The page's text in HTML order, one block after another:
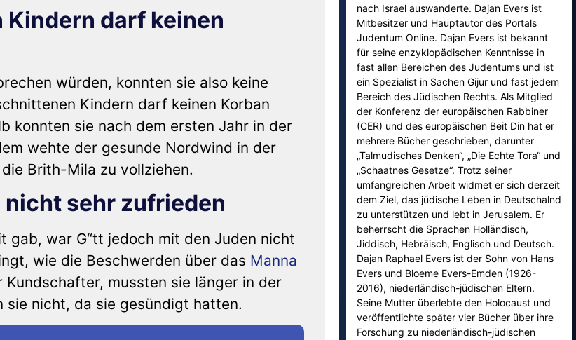
darf keinen
würden, konnten sie also keine
Kindern darf keinen Korban
konnten sie nach dem ersten Jahr in der
wehte der gesunde Nordwind in der
Brith-Mila zu vollziehen.
nicht sehr zufrieden
gab, war G“tt jedoch mit den Juden nicht
wie die Beschwerden über das Manna
mussten sie länger in der
nicht, da sie gesündigt hatten.
nach Israel auswanderte. Dajan Evers ist
Mitbesitzer und Hauptautor des Portals
Judentum Online. Dajan Evers ist bekannt
für seine enzyklopädischen Kenntnisse in
fast allen Bereichen des Judentums und ist
ein Spezialist in Sachen Gijur und fast jedem
Bereich des Jüdischen Rechts. Als Mitglied
der Konferenz der europäischen Rabbiner
(CER) und des europäischen Beit Din hat er
mehrere Bücher geschrieben, darunter
„Talmudisches Denken“, „Die Echte Tora“ und
„Schaatnes Gesetze“. Trotz seiner
umfangreichen Arbeit widmet er sich derzeit
dem Ziel, das jüdische Leben in Deutschalnd
zu unterstützen und lebt in Jerusalem. Er
beherrscht die Sprachen Holländisch,
Jiddisch, Hebräisch, Englisch und Deutsch.
Dajan Raphael Evers ist der Sohn von Hans
Evers und Bloeme Evers-Emden (1926-
2016), niederländisch-jüdischen Eltern.
Seine Mutter überlebte den Holocaust und
veröffentlichte später vier Bücher über ihre
Forschung zu niederländisch-jüdischen